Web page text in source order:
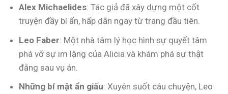
Alex Michaelides: Tác giả đã xây dựng một cốt
truyện đầy bí ẩn, hấp dẫn ngay từ trang đầu tiên.
Leo Faber: Một nhà tâm lý học hình sự quyết tâm
phá vỡ sự im lặng của Alicia và khám phá sự thật
đằng sau vụ án.
Những bí mật ẩn giấu: Xuyên suốt câu chuyện, Leo